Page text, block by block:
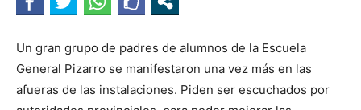
Un gran grupo de padres de alumnos de la Escuela
General Pizarro se manifestaron una vez más en las
afueras de las instalaciones. Piden ser escuchados por